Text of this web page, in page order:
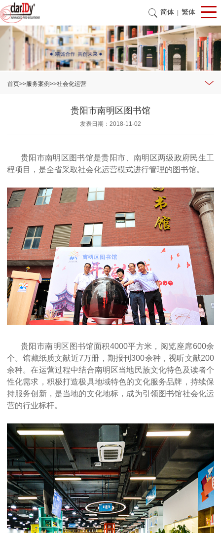
简体 繁体
首页>>服务案例>>社会化运营
贵阳市南明区图书馆
发表日期：2018-11-02
贵阳市南明区图书馆是贵阳市、南明区两级政府民生工
程项目，是全省采取社会化运营模式进行管理的图书馆。
贵阳市南明区图书馆面积4000平方米，阅览座席600余
个。馆藏纸质文献近7万册，期报刊300余种，视听文献200
余种。在运营过程中结合南明区当地民族文化特色及读者个
性化需求，积极打造极具地域特色的文化服务品牌，持续保
持服务创新，是当地的文化地标，成为引领图书馆社会化运
营的行业标杆。